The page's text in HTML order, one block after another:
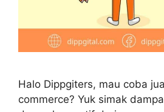
Halo Dippgiters, mau coba
commerce? Yuk simak